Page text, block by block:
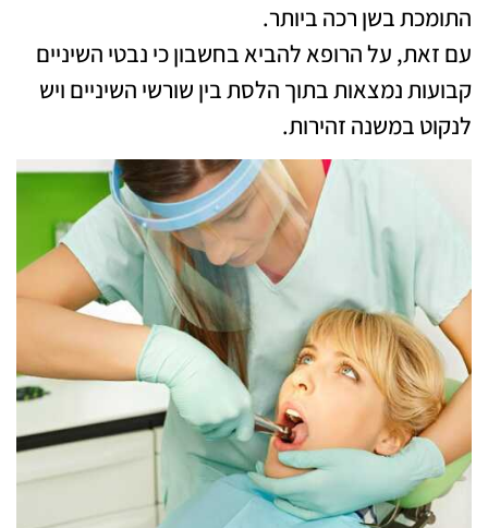
התומכת בשן רכה ביותר.
עם זאת, על הרופא להביא בחשבון כי נבטי השיניים
קבועות נמצאות בתוך הלסת בין שורשי השיניים ויש
לנקוט במשנה זהירות.